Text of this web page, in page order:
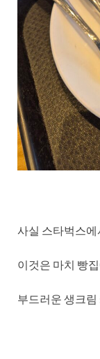
사실 스타벅스에
이것은 마치 빵
부드러운 생크림